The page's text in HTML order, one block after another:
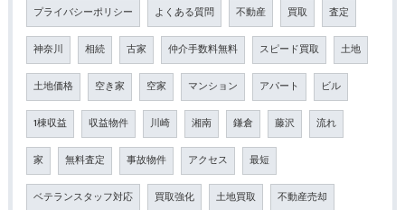
プライバシーポリシー よくある質問 不動産 買取 査定
神奈川 相続 古家 仲介手数料無料 スピード買取 土地
土地価格 空き家 空家 マンション アパート ビル
1棟収益 収益物件 川崎 湘南 鎌倉 藤沢 流れ
家 無料査定 事故物件 アクセス 最短
ベテランスタッフ対応 買取強化 土地買取 不動産売却